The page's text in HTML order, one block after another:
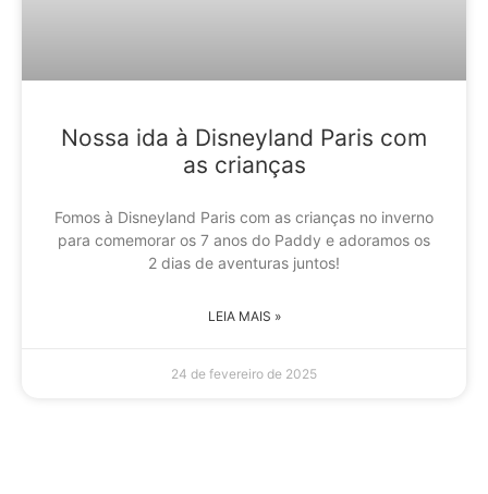
Nossa ida à Disneyland Paris com
as crianças
Fomos à Disneyland Paris com as crianças no inverno
para comemorar os 7 anos do Paddy e adoramos os
2 dias de aventuras juntos!
LEIA MAIS »
24 de fevereiro de 2025